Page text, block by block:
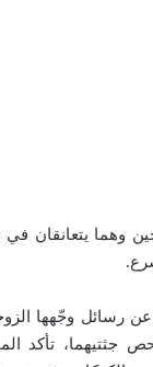
وهما يتعانقان
رسائل وجّهها
ولدى فحص